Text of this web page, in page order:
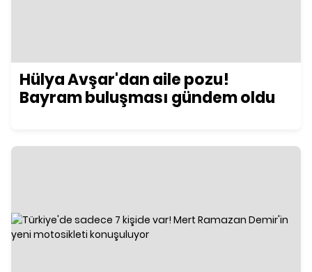
Hülya Avşar'dan aile pozu!
Bayram buluşması gündem oldu